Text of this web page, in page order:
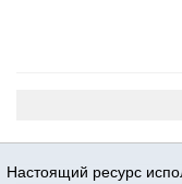
Настоящий ресурс